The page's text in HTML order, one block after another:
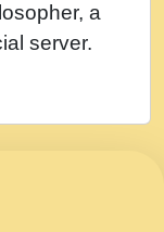
मनन न आय
a
server.